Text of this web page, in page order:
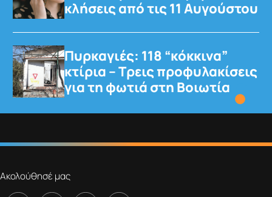
κλήσεις από τις 11 Αυγούστου
Πυρκαγιές: 118 “κόκκινα”
κτίρια – Τρεις προφυλακίσεις
για τη φωτιά στη Βοιωτία
Ακολούθησέ μας